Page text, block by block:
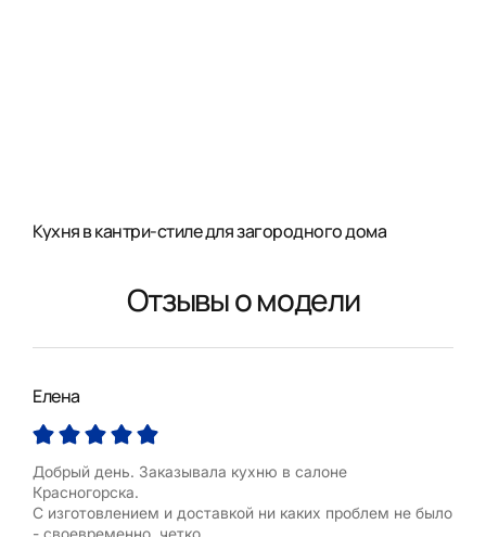
Кухня в кантри-стиле для загородного дома
Отзывы о модели
Елена
Добрый день. Заказывала кухню в салоне
Красногорска.
С изготовлением и доставкой ни каких проблем не было
- своевременно, четко.